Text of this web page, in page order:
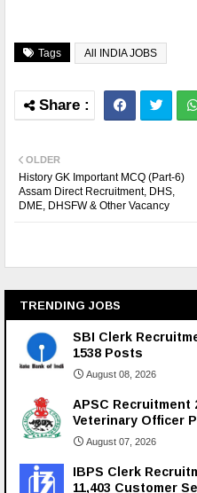
Tags All INDIA JOBS
OLDER
History GK Important MCQ (Part-6)
Assam Direct Recruitment, DHS,
DME, DHSFW & Other Vacancy
TRENDING JOBS
SBI Clerk
1538 Posts
August 08, 2026
APSC Recruitment
Veterinary Officer
August 07, 2026
IBPS Clerk
11,403 Customer